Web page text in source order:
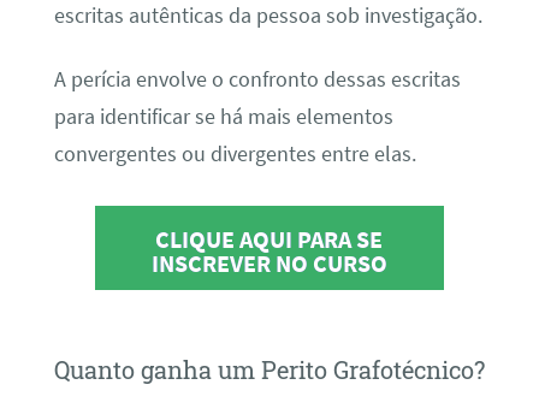
escritas autênticas da pessoa sob investigação.
A perícia envolve o confronto dessas escritas
para identificar se há mais elementos
convergentes ou divergentes entre elas.
CLIQUE AQUI PARA SE
INSCREVER NO CURSO
Quanto ganha um Perito Grafotécnico?